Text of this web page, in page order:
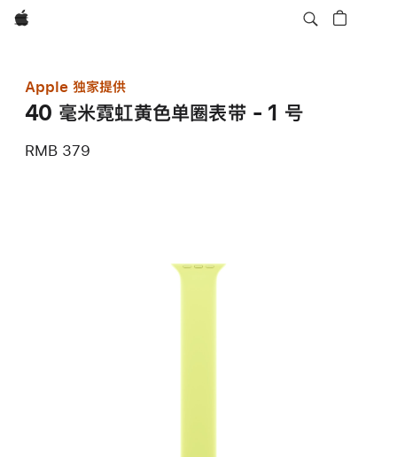
Apple
Apple 独家提供
40 毫米霓虹黄色单圈表带 - 1 号
RMB 379